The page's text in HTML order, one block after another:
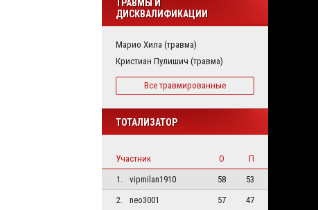
ТРАВМЫ И
ДИСКВАЛИФИКАЦИИ
Марио Хила (травма)
Кристиан Пулишич (травма)
Все травмированные
ТОТАЛИЗАТОР
Участник О
П
1.
vipmilan1910 58
53
2.
neo3001 57
47